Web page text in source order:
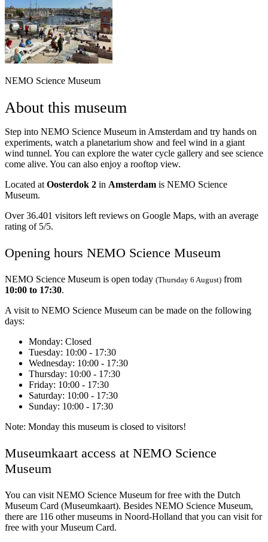
NEMO Science Museum
About this museum
Step into NEMO Science Museum in Amsterdam and try hands on
experiments, watch a planetarium show and feel wind in a giant
wind tunnel. You can explore the water cycle gallery and see science
come alive. You can also enjoy a rooftop view.
Located at Oosterdok 2 in Amsterdam is NEMO Science
Museum.
Over 36.401 visitors left reviews on Google Maps, with an average
rating of 5/5.
Opening hours NEMO Science Museum
NEMO Science Museum is open today (Thursday 6 August) from
10:00 to 17:30.
A visit to NEMO Science Museum can be made on the following
days:
Monday: Closed
Tuesday: 10:00 - 17:30
Wednesday: 10:00 - 17:30
Thursday: 10:00 - 17:30
Friday: 10:00 - 17:30
Saturday: 10:00 - 17:30
Sunday: 10:00 - 17:30
Note: Monday this museum is closed to visitors!
Museumkaart access at NEMO Science
Museum
You can visit NEMO Science Museum for free with the Dutch
Museum Card (Museumkaart). Besides NEMO Science Museum,
there are 116 other museums in Noord-Holland that you can visit for
free with your Museum Card.